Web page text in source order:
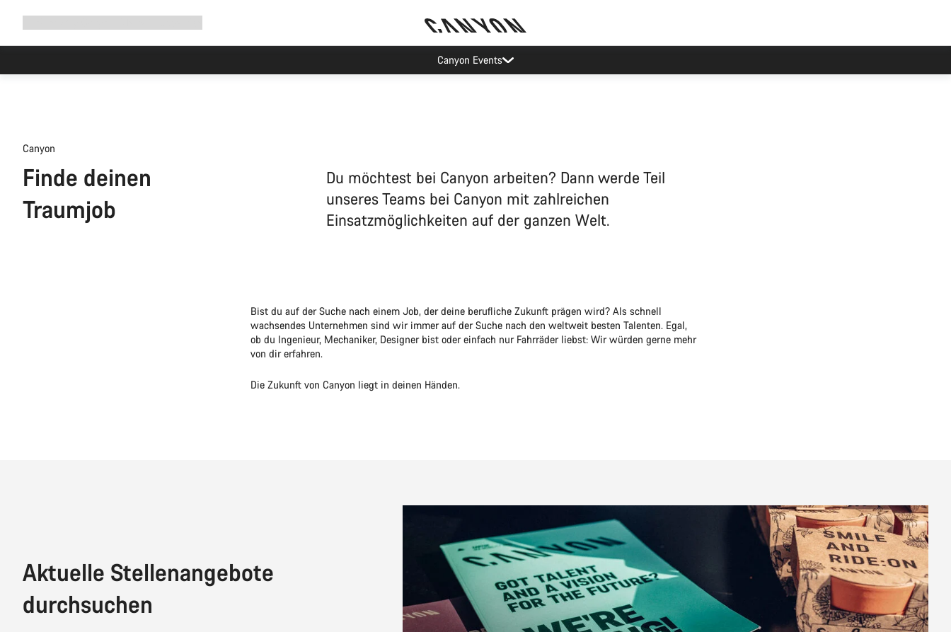
Hohe Nachfrage in den Werkstätten: In unseren Standorten in München und Koblenz gibt es derzeit längere Wartezeiten als üblich.
Canyon
Finde deinen
Traumjob
Du möchtest bei Canyon arbeiten? Dann werde Teil
unseres Teams bei Canyon mit zahlreichen
Einsatzmöglichkeiten auf der ganzen Welt.
Bist du auf der Suche nach einem Job, der deine berufliche Zukunft prägen wird? Als schnell
wachsendes Unternehmen sind wir immer auf der Suche nach den weltweit besten Talenten. Egal,
ob du Ingenieur, Mechaniker, Designer bist oder einfach nur Fahrräder liebst: Wir würden gerne mehr
von dir erfahren.
Die Zukunft von Canyon liegt in deinen Händen.
Aktuelle Stellenangebote
durchsuchen